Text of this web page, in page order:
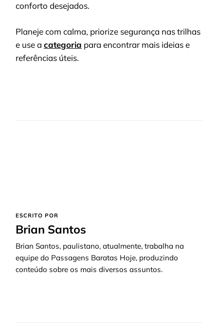
conforto desejados.
Planeje com calma, priorize segurança nas trilhas
e use a categoria para encontrar mais ideias e
referências úteis.
ESCRITO POR
Brian Santos
Brian Santos, paulistano, atualmente, trabalha na
equipe do Passagens Baratas Hoje, produzindo
conteúdo sobre os mais diversos assuntos.